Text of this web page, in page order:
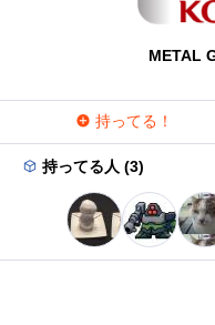
METAL
持ってる！
持ってる人 (3)